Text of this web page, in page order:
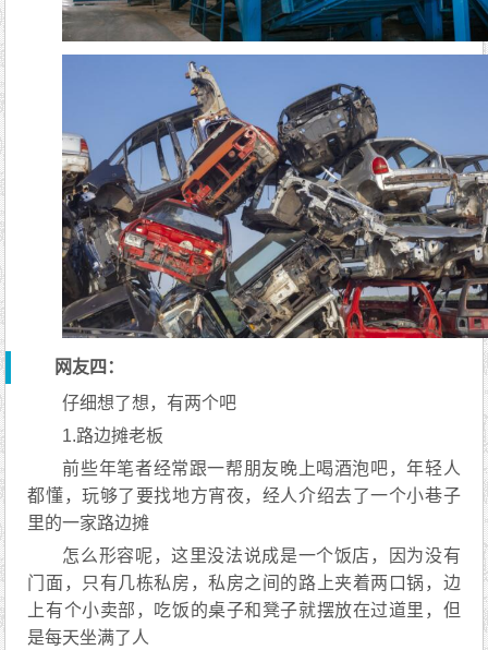
网友四：
仔细想了想，有两个吧
1.路边摊老板
前些年笔者经常跟一帮朋友晚上喝酒泡吧，年轻人
都懂，玩够了要找地方宵夜，经人介绍去了一个小巷子
里的一家路边摊
怎么形容呢，这里没法说成是一个饭店，因为没有
门面，只有几栋私房，私房之间的路上夹着两口锅，边
上有个小卖部，吃饭的桌子和凳子就摆放在过道里，但
是每天坐满了人